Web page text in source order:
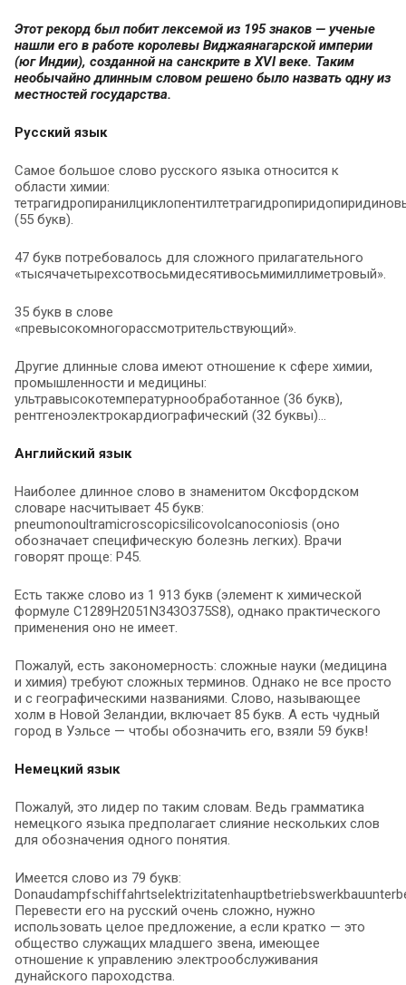
Этот рекорд был побит лексемой из 195 знаков — ученые
нашли его в работе королевы Виджаянагарской империи
(юг Индии), созданной на санскрите в XVI веке. Таким
необычайно длинным словом решено было назвать одну из
местностей государства.
Русский язык
Самое большое слово русского языка относится к
области химии:
(55 букв).
47 букв потребовалось для сложного прилагательного
«тысячачетырехсотвосьмидесятивосьмимиллиметровый».
35 букв в слове
«превысокомногорассмотрительствующий».
Другие длинные слова имеют отношение к сфере химии,
промышленности и медицины:
ультравысокотемпературнообработанное (36 букв),
рентгеноэлектрокардиографический (32 буквы)…
Английский язык
Наиболее длинное слово в знаменитом Оксфордском
словаре насчитывает 45 букв:
pneumonoultramicroscopicsilicovolcanoconiosis (оно
обозначает специфическую болезнь легких). Врачи
говорят проще: Р45.
Есть также слово из 1 913 букв (элемент к химической
формуле C1289H2051N343O375S8), однако практического
применения оно не имеет.
Пожалуй, есть закономерность: сложные науки (медицина
и химия) требуют сложных терминов. Однако не все просто
и с географическими названиями. Слово, называющее
холм в Новой Зеландии, включает 85 букв. А есть чудный
город в Уэльсе — чтобы обозначить его, взяли 59 букв!
Немецкий язык
Пожалуй, это лидер по таким словам. Ведь грамматика
немецкого языка предполагает слияние нескольких слов
для обозначения одного понятия.
Имеется слово из 79 букв:
Перевести его на русский очень сложно, нужно
использовать целое предложение, а если кратко — это
общество служащих младшего звена, имеющее
отношение к управлению электрообслуживания
дунайского пароходства.